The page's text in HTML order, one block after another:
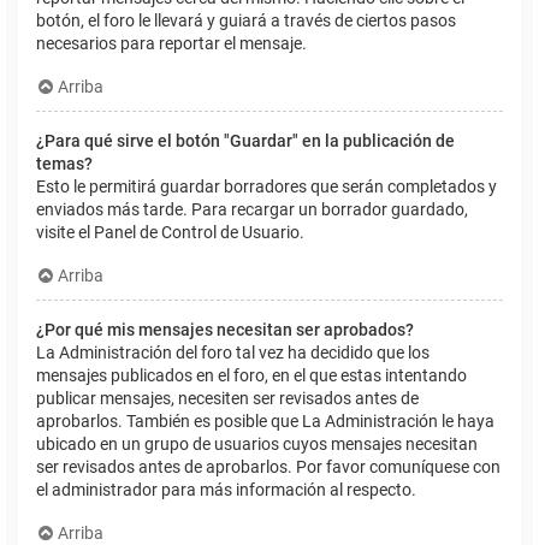
botón, el foro le llevará y guiará a través de ciertos pasos
necesarios para reportar el mensaje.
Arriba
¿Para qué sirve el botón "Guardar" en la publicación de
temas?
Esto le permitirá guardar borradores que serán completados y
enviados más tarde. Para recargar un borrador guardado,
visite el Panel de Control de Usuario.
Arriba
¿Por qué mis mensajes necesitan ser aprobados?
La Administración del foro tal vez ha decidido que los
mensajes publicados en el foro, en el que estas intentando
publicar mensajes, necesiten ser revisados antes de
aprobarlos. También es posible que La Administración le haya
ubicado en un grupo de usuarios cuyos mensajes necesitan
ser revisados antes de aprobarlos. Por favor comuníquese con
el administrador para más información al respecto.
Arriba